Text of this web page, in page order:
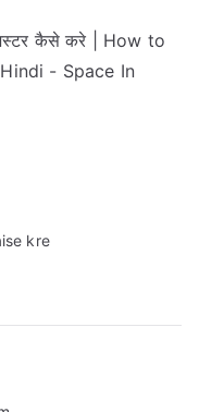
कैसे करे | How to
- Space In
kre